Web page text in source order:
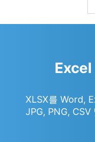
XLSX를 Word,
JPG, PNG,